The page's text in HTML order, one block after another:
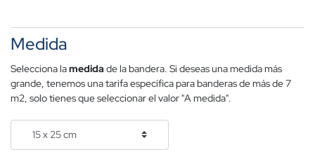
Medida
Selecciona lamedida de la bandera. Si deseas una medida más
grande, tenemos una tarifa específica para banderas de más de 7
m2, solo tienes que seleccionar el valor "A medida".